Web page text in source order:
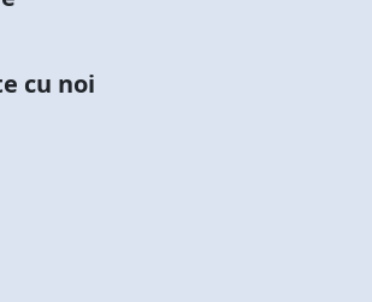
cu noi